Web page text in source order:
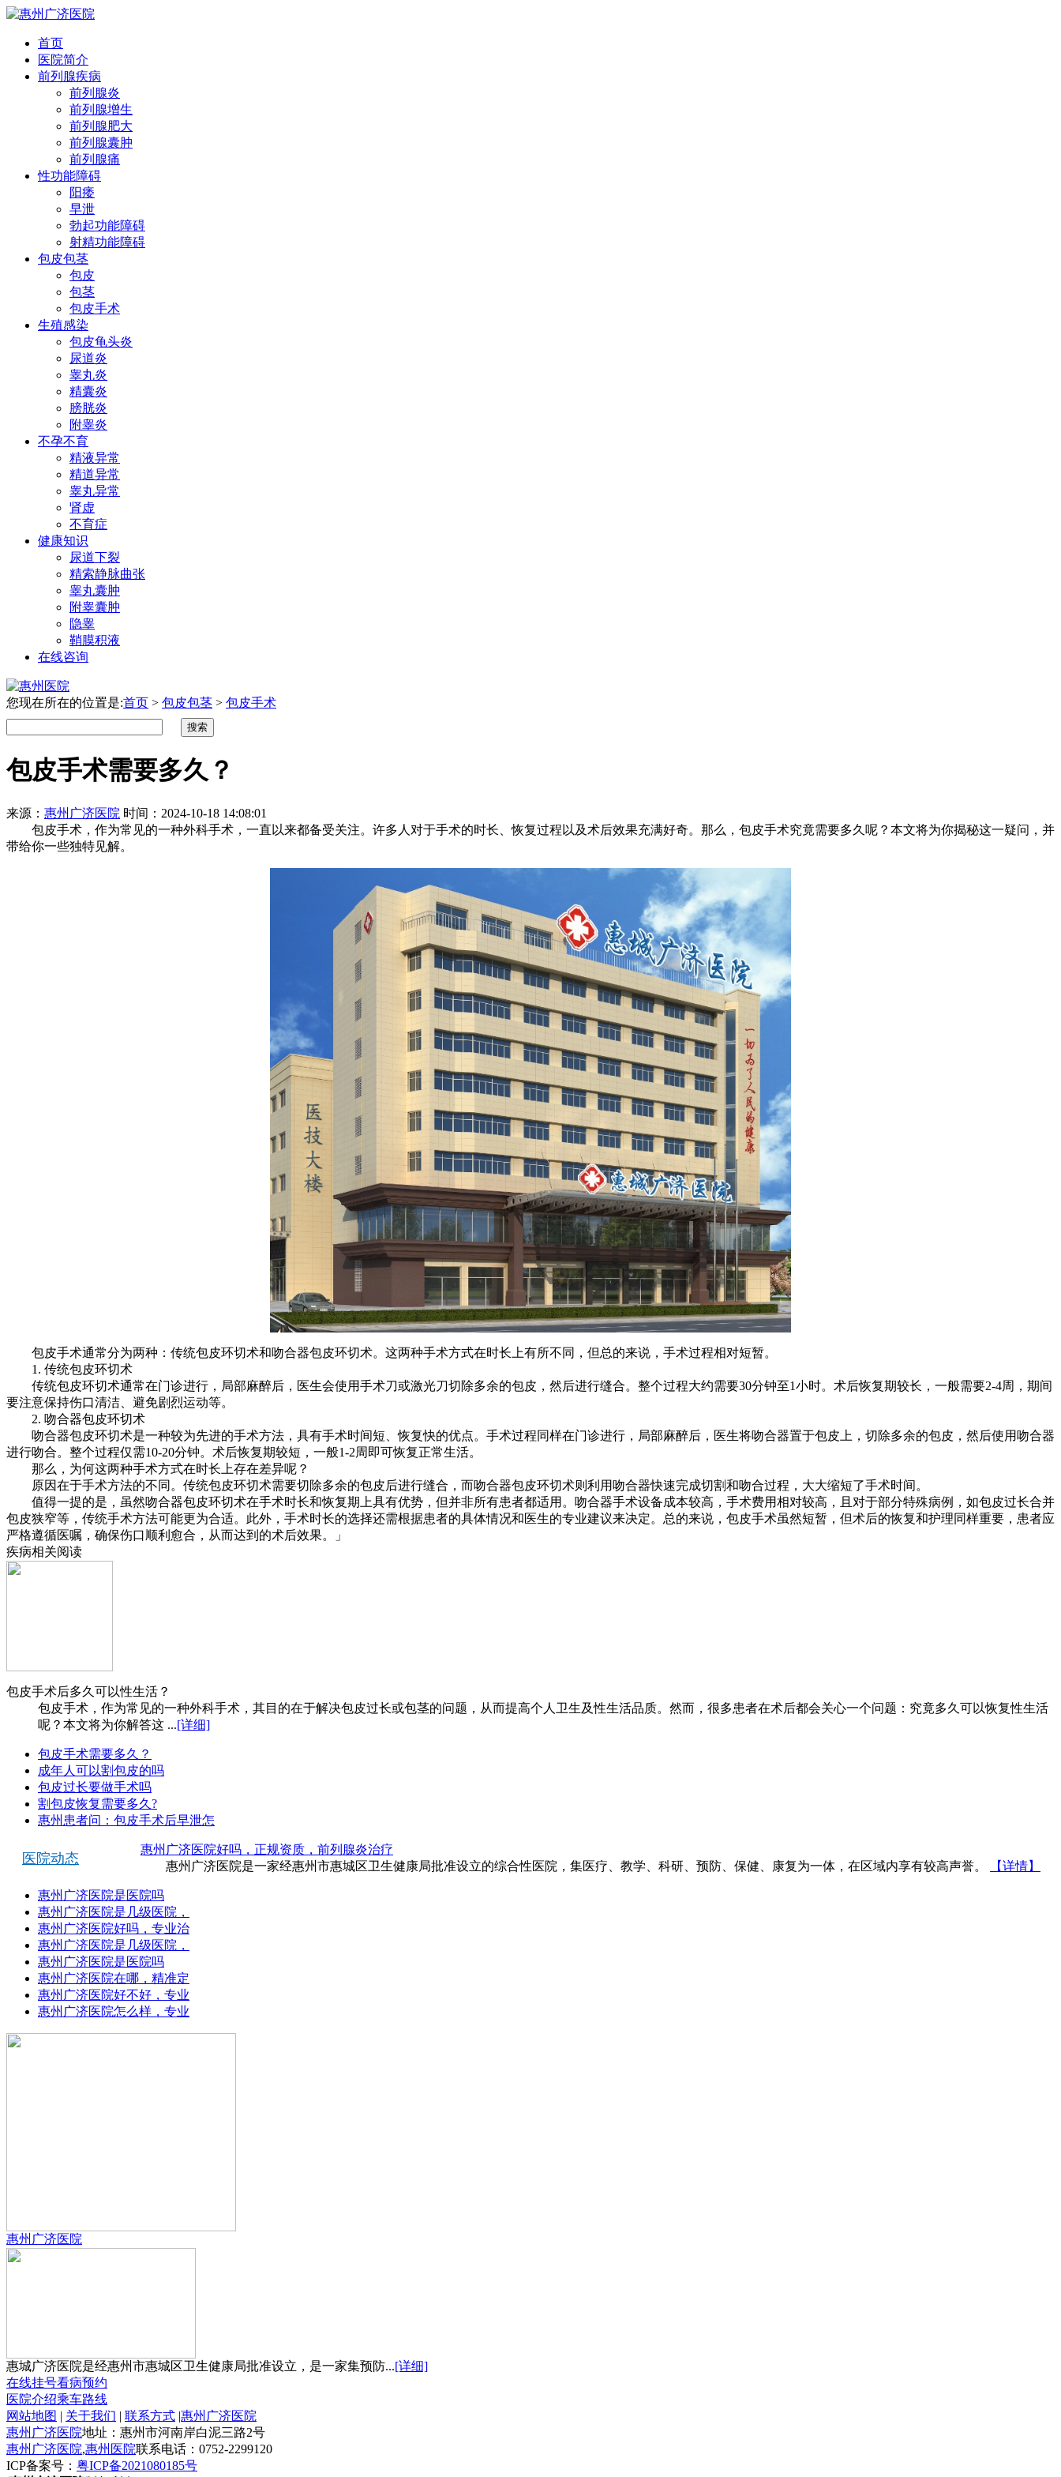
首页
医院简介
前列腺疾病
前列腺炎
前列腺增生
前列腺肥大
前列腺囊肿
前列腺痛
性功能障碍
阳痿
早泄
勃起功能障碍
射精功能障碍
包皮包茎
包皮
包茎
包皮手术
生殖感染
包皮龟头炎
尿道炎
睾丸炎
精囊炎
膀胱炎
附睾炎
不孕不育
精液异常
精道异常
睾丸异常
肾虚
不育症
健康知识
尿道下裂
精索静脉曲张
睾丸囊肿
附睾囊肿
隐睾
鞘膜积液
在线咨询
您现在所在的位置是:首页 > 包皮包茎 > 包皮手术
包皮手术需要多久？
来源： 惠州广济医院 时间：2024-10-18 14:08:01
包皮手术，作为常见的一种外科手术，一直以来都备受关注。许多人对于手术的时长、恢复过程以及术后效果充满好奇。那么，包皮手术究竟需要多久呢？本文将为你揭秘这一疑问，并
带给你一些独特见解。
包皮手术通常分为两种：传统包皮环切术和吻合器包皮环切术。这两种手术方式在时长上有所不同，但总的来说，手术过程相对短暂。
1. 传统包皮环切术
传统包皮环切术通常在门诊进行，局部麻醉后，医生会使用手术刀或激光刀切除多余的包皮，然后进行缝合。整个过程大约需要30分钟至1小时。术后恢复期较长，一般需要2-4周，期间
要注意保持伤口清洁、避免剧烈运动等。
2. 吻合器包皮环切术
吻合器包皮环切术是一种较为先进的手术方法，具有手术时间短、恢复快的优点。手术过程同样在门诊进行，局部麻醉后，医生将吻合器置于包皮上，切除多余的包皮，然后使用吻合器
进行吻合。整个过程仅需10-20分钟。术后恢复期较短，一般1-2周即可恢复正常生活。
那么，为何这两种手术方式在时长上存在差异呢？
原因在于手术方法的不同。传统包皮环切术需要切除多余的包皮后进行缝合，而吻合器包皮环切术则利用吻合器快速完成切割和吻合过程，大大缩短了手术时间。
值得一提的是，虽然吻合器包皮环切术在手术时长和恢复期上具有优势，但并非所有患者都适用。吻合器手术设备成本较高，手术费用相对较高，且对于部分特殊病例，如包皮过长合并
包皮狭窄等，传统手术方法可能更为合适。此外，手术时长的选择还需根据患者的具体情况和医生的专业建议来决定。总的来说，包皮手术虽然短暂，但术后的恢复和护理同样重要，患者应
严格遵循医嘱，确保伤口顺利愈合，从而达到的术后效果。」
疾病相关阅读
包皮手术后多久可以性生活？
包皮手术，作为常见的一种外科手术，其目的在于解决包皮过长或包茎的问题，从而提高个人卫生及性生活品质。然而，很多患者在术后都会关心一个问题：究竟多久可以恢复性生活
呢？本文将为你解答这 ...[详细]
包皮手术需要多久？
成年人可以割包皮的吗
包皮过长要做手术吗
割包皮恢复需要多久?
惠州患者问：包皮手术后早泄怎
医院动态
惠州广济医院好吗，正规资质，前列腺炎治疗
惠州广济医院是一家经惠州市惠城区卫生健康局批准设立的综合性医院，集医疗、教学、科研、预防、保健、康复为一体，在区域内享有较高声誉。
【详情】
惠州广济医院是医院吗
惠州广济医院是几级医院，
惠州广济医院好吗，专业治
惠州广济医院是几级医院，
惠州广济医院是医院吗
惠州广济医院在哪，精准定
惠州广济医院好不好，专业
惠州广济医院怎么样，专业
惠州广济医院
惠城广济医院是经惠州市惠城区卫生健康局批准设立，是一家集预防...[详细]
在线挂号看病预约
医院介绍乘车路线
网站地图 | 关于我们 | 联系方式 |惠州广济医院
惠州广济医院地址：惠州市河南岸白泥三路2号
惠州广济医院,惠州医院联系电话：0752-2299120
ICP备案号： 粤ICP备2021080185号